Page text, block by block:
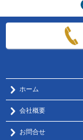
ホーム
会社概要
お問合せ